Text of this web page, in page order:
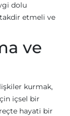
dolu
takdir etmeli ve
ve
kurmak,
içsel bir
hayati bir